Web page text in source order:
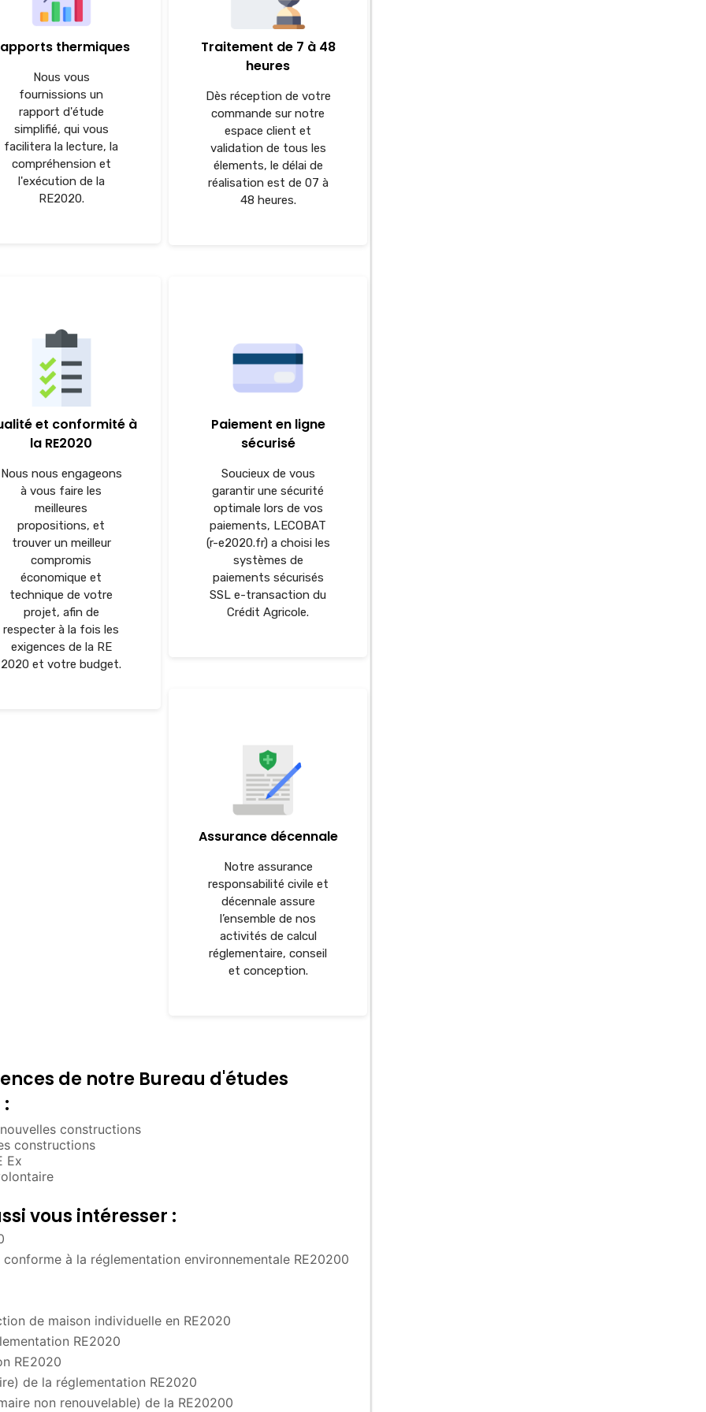
thermiques
Nous vous
fournissions un
rapport d'étude
simplifié, qui vous
facilitera la lecture, la
compréhension et
l'exécution de la
RE2020.
Traitement de 7 à 48
heures
Dès réception de votre
commande sur notre
espace client et
validation de tous les
élements, le délai de
réalisation est de 07 à
48 heures.
et conformité à
la RE2020
Nous nous engageons
à vous faire les
meilleures
propositions, et
trouver un meilleur
compromis
économique et
technique de votre
projet, afin de
respecter à la fois les
exigences de la RE
2020 et votre budget.
Paiement en ligne
sécurisé
Soucieux de vous
garantir une sécurité
optimale lors de vos
paiements, LECOBAT
(r-e2020.fr) a choisi les
systèmes de
paiements sécurisés
SSL e-transaction du
Crédit Agricole.
Assurance décennale
Notre assurance
responsabilité civile et
décennale assure
l’ensemble de nos
activités de calcul
réglementaire, conseil
et conception.
de notre Bureau d'études
constructions
constructions
Ex
vous intéresser :
à la réglementation environnementale RE20200
de maison individuelle en RE2020
RE2020
RE2020
de la réglementation RE2020
non renouvelable) de la RE20200